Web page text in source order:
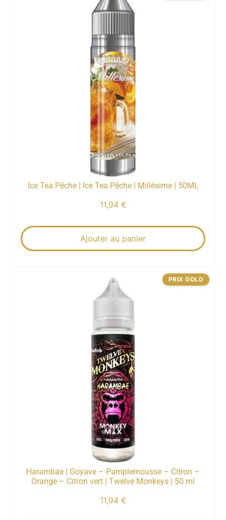
Ice Tea Pêche | Ice Tea Pêche | Millésime | 50ML
11,94 €
Ajouter au panier
Harambae | Goyave – Pamplemousse – Citron –
Orange – Citron vert | Twelve Monkeys | 50 ml
11,94 €
PRIX GOLD